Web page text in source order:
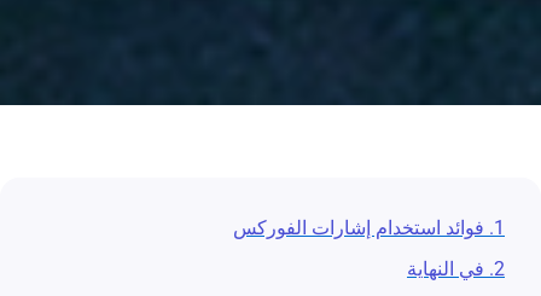
1. فوائد استخدام إشارات الفوركس
2. في النهاية